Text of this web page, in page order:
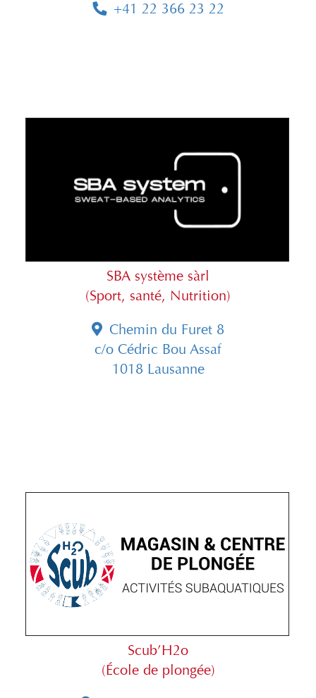
+41 22 366 23 22
SBA système sàrl
(Sport, santé, Nutrition)
Chemin du Furet 8
c/o Cédric Bou Assaf
1018 Lausanne
Scub’H2o
(École de plongée)